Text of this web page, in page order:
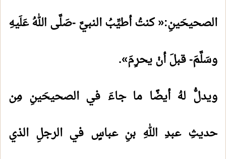
الصحيحَينِ:« كنتُ أطيِّبُ النبيَّ -صَلَّى اللهُ عَلَيهِ
وسَلَّمَ- قبلَ أنْ يحرِمَ».
ويدلُّ لهُ أيضًا ما جاءَ في الصحيحَينِ مِن
حديثِ عبدِ اللهِ بنِ عباسٍ في الرجلِ الذي